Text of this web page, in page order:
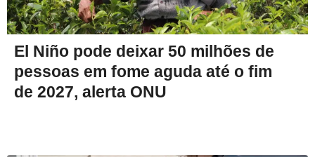
El Niño pode deixar 50 milhões de
pessoas em fome aguda até o fim
de 2027, alerta ONU